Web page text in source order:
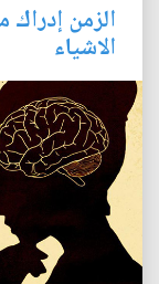
الزمن
الاشياء